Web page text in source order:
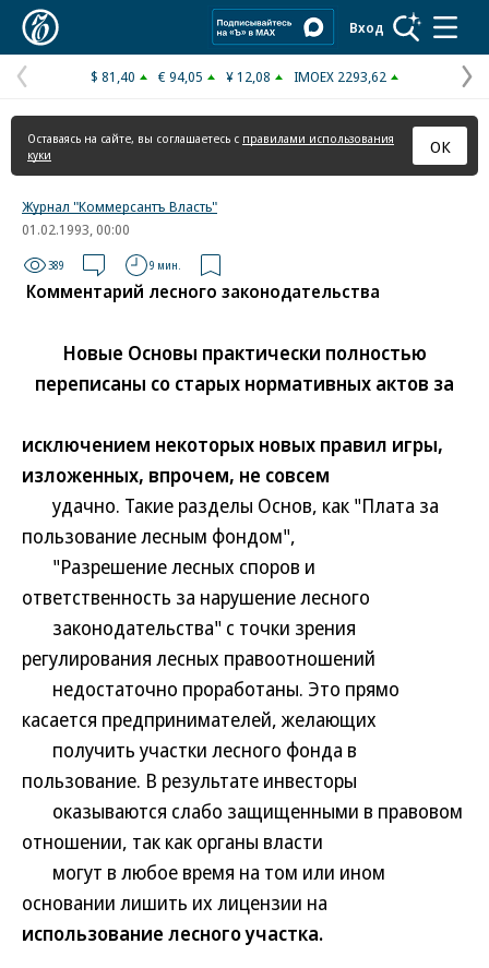
Вход
Предыдущая
страница
$ 81,40 € 94,05 ¥ 12,08 IMOEX 2293,62
Оставаясь на сайте, вы соглашаетесь с правилами использования
куки
ОК
Журнал "Коммерсантъ Власть"
01.02.1993, 00:00
389 9 мин.
Комментарий лесного законодательства
Новые Основы практически полностью
переписаны со старых нормативных актов за
исключением некоторых новых правил игры,
изложенных, впрочем, не совсем
удачно. Такие разделы Основ, как "Плата за
пользование лесным фондом",
"Разрешение лесных споров и
ответственность за нарушение лесного
законодательства" с точки зрения
регулирования лесных правоотношений
недостаточно проработаны. Это прямо
касается предпринимателей, желающих
получить участки лесного фонда в
пользование. В результате инвесторы
оказываются слабо защищенными в правовом
отношении, так как органы власти
могут в любое время на том или ином
основании лишить их лицензии на
использование лесного участка.